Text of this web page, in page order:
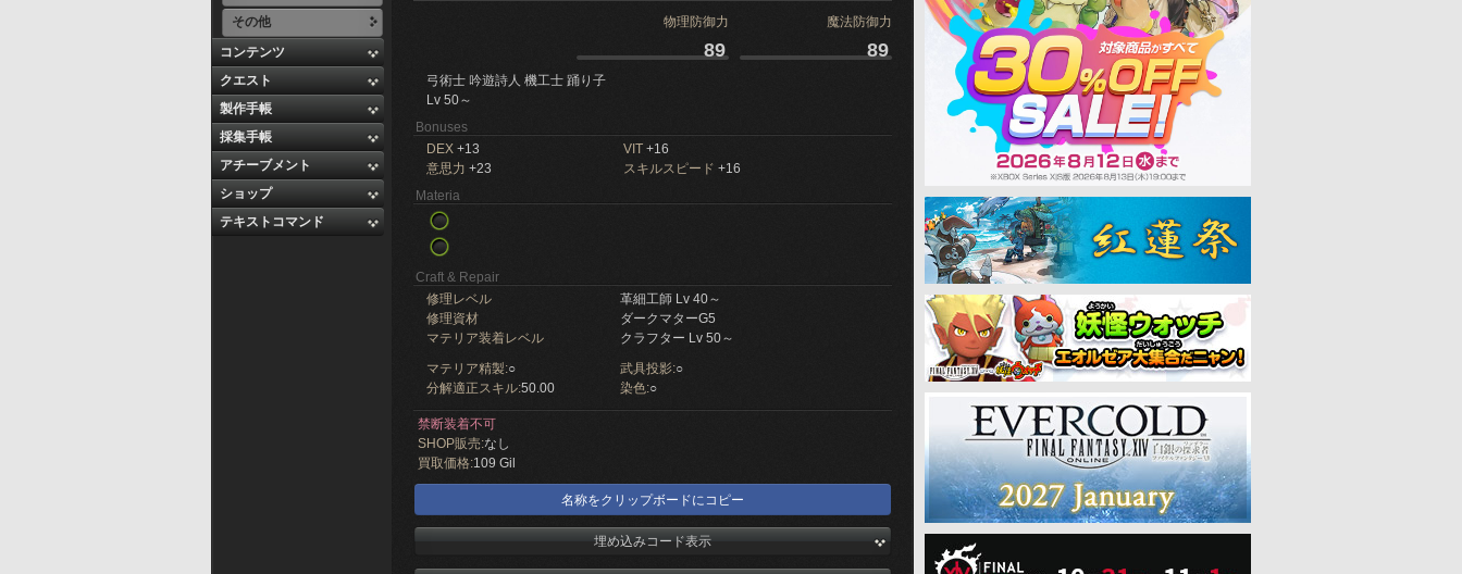
その他
コンテンツ
クエスト
製作手帳
採集手帳
アチーブメント
ショップ
テキストコマンド
物理防御力 魔法防御力
89 89
弓術士 吟遊詩人 機工士 踊り子
Lv 50～
Bonuses
DEX +13 VIT +16
意思力 +23 スキルスピード +16
Materia
Craft & Repair
修理レベル
革細工師 Lv 40～
修理資材
ダークマターG5
マテリア装着レベル
クラフター Lv 50～
マテリア精製:○ 武具投影:○
分解適正スキル:50.00 染色:○
禁断装着不可
SHOP販売:なし
買取価格:109 Gil
名称をクリップボードにコピー
埋め込みコード表示